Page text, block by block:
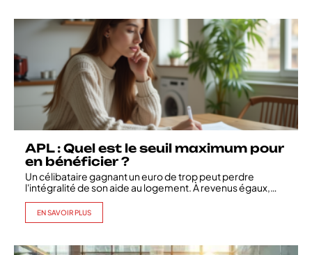
APL : Quel est le seuil maximum pour
en bénéficier ?
Un célibataire gagnant un euro de trop peut perdre
l'intégralité de son aide au logement. À revenus égaux,
EN SAVOIR PLUS